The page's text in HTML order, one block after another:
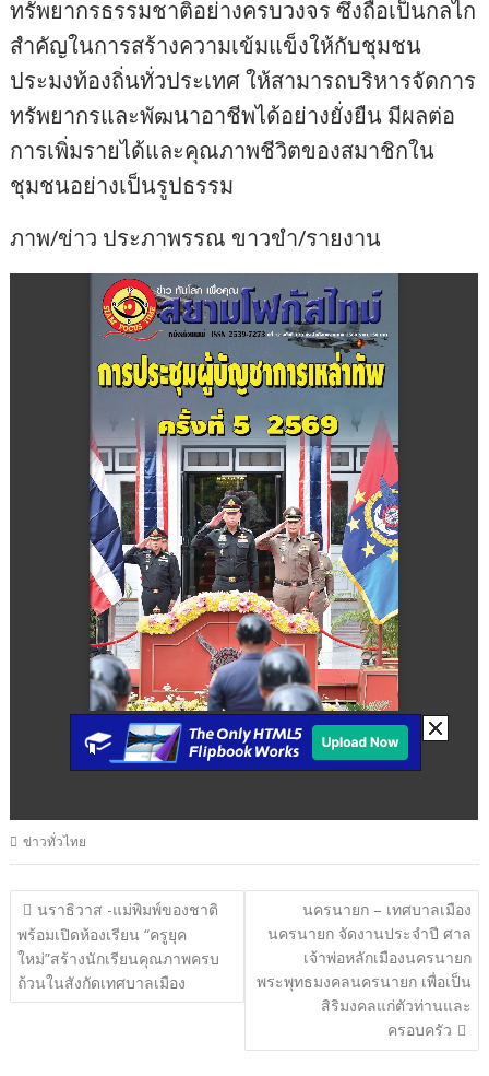
ทรัพยากรธรรมชาติอย่างครบวงจร ซึ่งถือเป็นกลไก
สำคัญในการสร้างความเข้มแข็งให้กับชุมชน
ประมงท้องถิ่นทั่วประเทศ ให้สามารถบริหารจัดการ
ทรัพยากรและพัฒนาอาชีพได้อย่างยั่งยืน มีผลต่อ
การเพิ่มรายได้และคุณภาพชีวิตของสมาชิกใน
ชุมชนอย่างเป็นรูปธรรม
ภาพ/ข่าว ประภาพรรณ ขาวขำ/รายงาน
ข่าวทั่วไทย
แนะแนว
เรื่อง
นราธิวาส -แม่พิมพ์ของชาติ
พร้อมเปิดห้องเรียน “ครูยุค
ใหม่”สร้างนักเรียนคุณภาพครบ
ถ้วนในสังกัดเทศบาลเมือง
นครนายก – เทศบาลเมือง
นครนายก จัดงานประจำปี ศาล
เจ้าพ่อหลักเมืองนครนายก
พระพุทธมงคลนครนายก เพื่อเป็น
สิริมงคลแก่ตัวท่านและ
ครอบครัว